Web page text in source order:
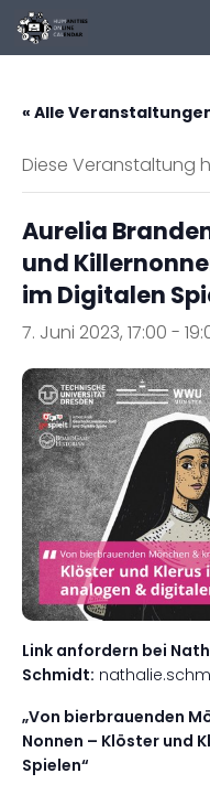
Zum Inhalt springen
« Alle
Diese Veranstaltung
Aurelia
und
im Digitalen
7. Juni 2023, 17:00 -
Link anfordern bei
Schmidt:
„Von bierbrauenden
Nonnen – Klöster und
Spielen“